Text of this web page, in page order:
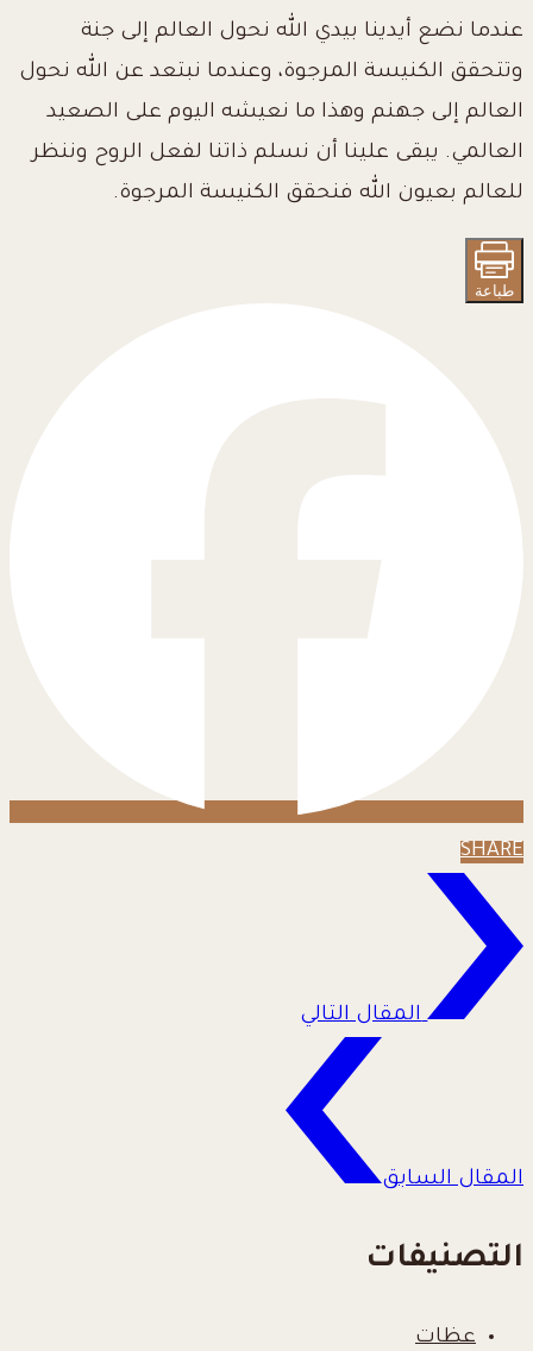
عندما نضع أيدينا بيدي الله نحول العالم إلى جنة
وتتحقق الكنيسة المرجوة، وعندما نبتعد عن الله نحول
العالم إلى جهنم وهذا ما نعيشه اليوم على الصعيد
العالمي. يبقى علينا أن نسلم ذاتنا لفعل الروح وننظر
للعالم بعيون الله فنحقق الكنيسة المرجوة.
طباعة
SHARE
المقال التالي
المقال السابق
التصنيفات
عظات